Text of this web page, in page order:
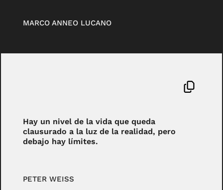
MARCO ANNEO LUCANO
Hay un nivel de la vida que queda
clausurado a la luz de la realidad, pero
debajo hay límites.
PETER WEISS